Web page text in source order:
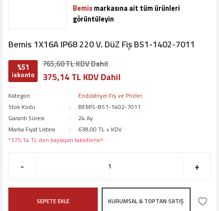
Bemismarkasına ait tüm ürünleri
görüntüleyin
Bemis 1X16A IP68 220 V. DüZ Fiş BS1-1402-7011
%51
iskonto
765,60 TL KDV Dahil
375,14 TL KDV Dahil
Kategori
Endüstriyel Fiş ve Prizler
Stok Kodu
BEMİS-BS1-1402-7011
Garanti Süresi
24 Ay
Marka Fiyat Listesi
638,00 TL + KDV
*375,14 TL den başlayan taksitlerle!!
- +
SEPETE EKLE KURUMSAL & TOPTAN SATIŞ